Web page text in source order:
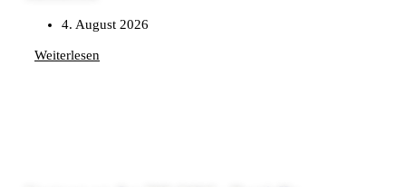
4. August 2026
Weiterlesen